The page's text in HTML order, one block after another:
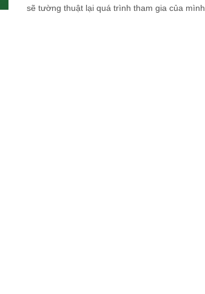
sẽ tường thuật lại quá trình tham gia của mình